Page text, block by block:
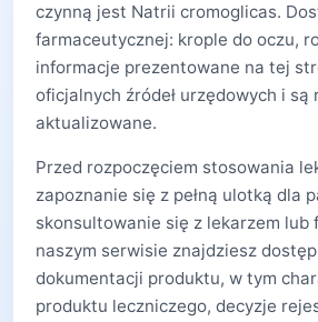
czynną jest Natrii cromoglicas.
farmaceutycznej: krople do oczu,
informacje prezentowane na tej
oficjalnych źródeł urzędowych i są
aktualizowane.
Przed rozpoczęciem stosowania
zapoznanie się z pełną ulotką dla
skonsultowanie się z lekarzem lub
naszym serwisie znajdziesz
dokumentacji produktu, w tym
produktu leczniczego, decyzje